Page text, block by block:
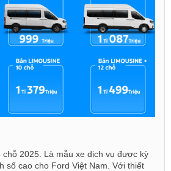
chỗ 2025. Là mẫu xe dịch vụ được kỳ
số cao cho Ford Việt Nam. Với thiết